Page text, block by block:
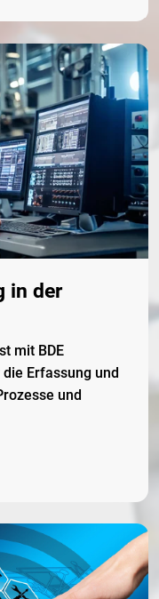
in der
mit BDE
Erfassung und
und